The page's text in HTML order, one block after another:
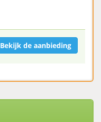
Bekijk de aanbieding